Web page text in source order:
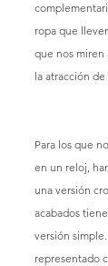
ropa que
que nos miren
la atracción de
Para los que
en un reloj,
una versión
acabados
versión
representado